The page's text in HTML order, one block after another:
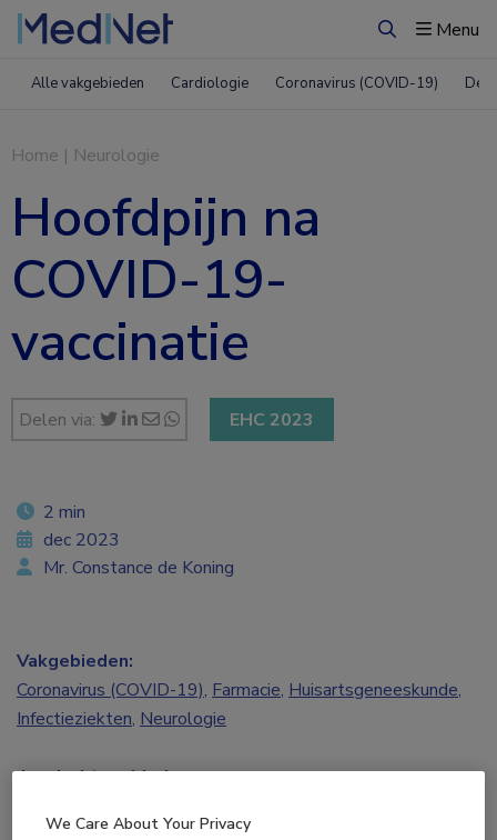
ZoekenMenu
Alle vakgebieden Cardiologie Coronavirus (COVID-19)
Home | Neurologie
Hoofdpijn na
COVID-19-
vaccinatie
Delen via: EHC 2023
2 min
dec 2023
Mr. Constance de Koning
Vakgebieden:
Coronavirus (COVID-19), Farmacie, Huisartsgeneeskunde,
Infectieziekten, Neurologie
Aandachtsgebieden:
We Care About Your Privacy